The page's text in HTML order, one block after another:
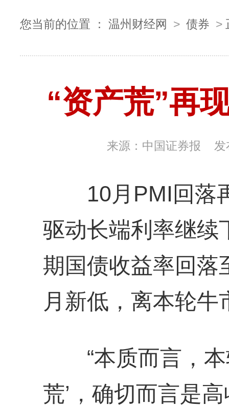
您当前的位置 ： 温州财经网 > 债券 >
“资产荒”再
来源： 中国证券报 发
10月PMI回落
驱动长端利率继续
期国债收益率回落
月新低，离本轮
“本质而言，本
荒’，确切而言是